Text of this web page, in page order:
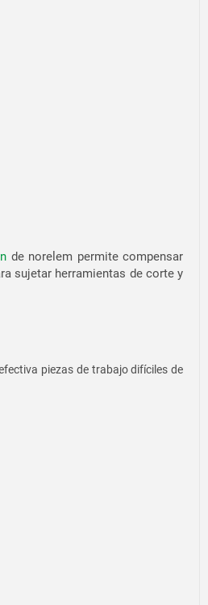
de norelem permite compensar
sujetar herramientas de corte y
piezas de trabajo difíciles de